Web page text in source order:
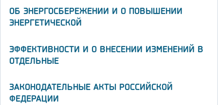
ОБ ЭНЕРГОСБЕРЕЖЕНИИ И О ПОВЫШЕНИИ
ЭНЕРГЕТИЧЕСКОЙ
ЭФФЕКТИВНОСТИ И О ВНЕСЕНИИ ИЗМЕНЕНИЙ В
ОТДЕЛЬНЫЕ
ЗАКОНОДАТЕЛЬНЫЕ АКТЫ РОССИЙСКОЙ
ФЕДЕРАЦИИ